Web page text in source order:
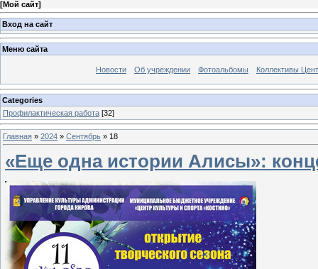
[Мой сайт]
Вход на сайт
Меню сайта
Новости Об учреждении Фотоальбомы Коллективы
Categories
Профилактическая работа [32]
Главная » 2024 » Сентябрь » 18
«Еще одна истории Алисы»: